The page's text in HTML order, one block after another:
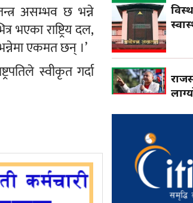
असम्भव छ भन्ने
भएका राष्ट्रिय दल,
एकमत छन् ।’
स्वीकृत गर्दा